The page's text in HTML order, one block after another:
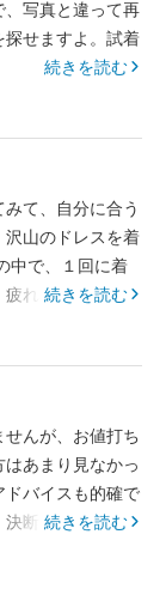
、写真と違って再
探せますよ。試着
続きを読む
て、自分に合う
沢山のドレスを着
中で、１回に着
れるけど、何回
続きを読む
んが、お値打ち
あまり見なかっ
ドバイスも的確で
断力がない方に
続きを読む